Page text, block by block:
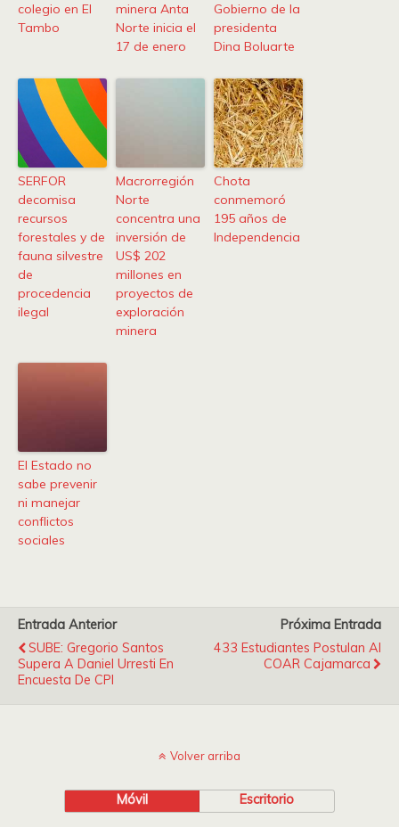
colegio en El
Tambo
minera Anta
Norte inicia el
17 de enero
Gobierno de la
presidenta
Dina Boluarte
SERFOR
decomisa
recursos
forestales y de
fauna silvestre
de
procedencia
ilegal
Macrorregión
Norte
concentra una
inversión de
US$ 202
millones en
proyectos de
exploración
minera
Chota
conmemoró
195 años de
Independencia
El Estado no
sabe prevenir
ni manejar
conflictos
sociales
Entrada Anterior
SUBE: Gregorio Santos
Supera A Daniel Urresti En
Encuesta De CPI
Próxima Entrada
433 Estudiantes Postulan Al
COAR Cajamarca
Volver arriba
Móvil Escritorio